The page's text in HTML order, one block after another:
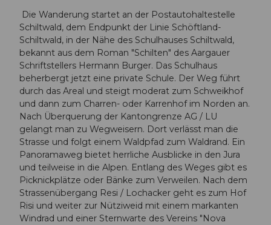
Die Wanderung startet an der Postautohaltestelle
Schiltwald, dem Endpunkt der Linie Schöftland-
Schiltwald, in der Nähe des Schulhauses Schiltwald,
bekannt aus dem Roman "Schilten" des Aargauer
Schriftstellers Hermann Burger. Das Schulhaus
beherbergt jetzt eine private Schule. Der Weg führt
durch das Areal und steigt moderat zum Schweikhof
und dann zum Charren- oder Karrenhof im Norden an.
Nach Überquerung der Kantongrenze AG / LU
gelangt man zu Wegweisern. Dort verlässt man die
Strasse und folgt einem Waldpfad zum Waldrand. Ein
Panoramaweg bietet herrliche Ausblicke in den Jura
und teilweise in die Alpen. Entlang des Weges gibt es
Picknickplätze oder Bänke zum Verweilen. Nach dem
Strassenübergang Resi / Lochacker geht es zum Hof
Risi und weiter zur Nütziweid mit einem markanten
Windrad und einer Sternwarte des Vereins "Nova